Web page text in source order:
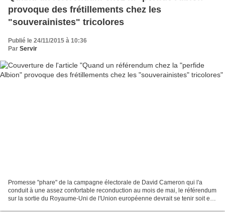
provoque des frétillements chez les
"souverainistes" tricolores
Publié le 24/11/2015 à 10:36
Par Servir
Promesse "phare" de la campagne électorale de David Cameron qui l'a
conduit à une assez confortable reconduction au mois de mai, le référendum
sur la sortie du Royaume-Uni de l'Union européenne devrait se tenir soit en